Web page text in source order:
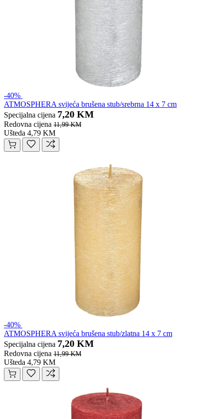
-40%
ATMOSPHERA svijeća brušena stub/srebrna 14 x 7 cm
Specijalna cijena 7,20 KM
Redovna cijena 11,99 KM
Ušteda 4,79 KM
-40%
ATMOSPHERA svijeća brušena stub/zlatna 14 x 7 cm
Specijalna cijena 7,20 KM
Redovna cijena 11,99 KM
Ušteda 4,79 KM